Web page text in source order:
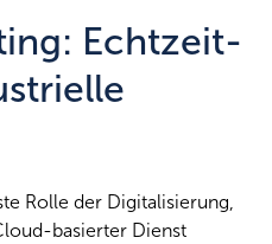
Echtzeit-
Rolle der Digitalisierung,
basierter Dienst